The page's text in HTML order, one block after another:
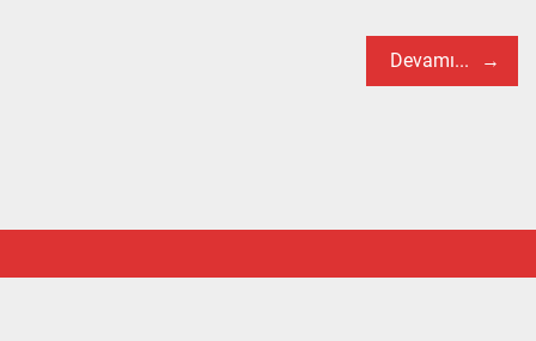
Devamı...